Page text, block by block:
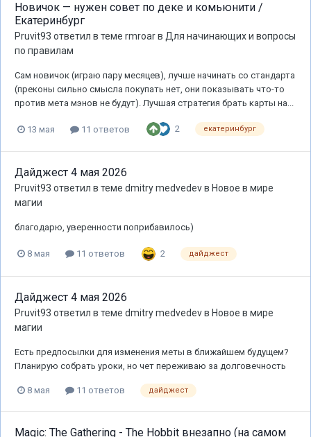
Новичок — нужен совет по деке и комьюнити /
Екатеринбург
Pruvit93 ответил в теме rmroarв Для начинающих и вопросы
по правилам
Сам новичок (играю пару месяцев), лучше начинать со стандарта
(преконы сильно смысла покупать нет, они показывать что-то
против мета мэнов не будут). Лучшая стратегия брать карты на...
13 мая 11 ответов 2 екатеринбург
Дайджест 4 мая 2026
Pruvit93 ответил в теме dmitry medvedevв Новое в мире
магии
благодарю, уверенности поприбавилось)
8 мая 11 ответов 2 дайджест
Дайджест 4 мая 2026
Pruvit93 ответил в теме dmitry medvedevв Новое в мире
магии
Есть предпосылки для изменения меты в ближайшем будущем?
Планирую собрать уроки, но чет переживаю за долговечность
8 мая 11 ответов дайджест
Magic: The Gathering - The Hobbit внезапно (на самом